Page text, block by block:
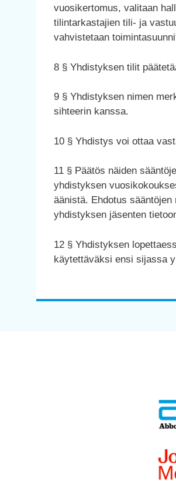
vuosikertomus, valitaan
tilintarkastajien tili- ja
vahvistetaan
8 § Yhdistyksen tilit
9 § Yhdistyksen nimen
sihteerin kanssa.
10 § Yhdistys voi ottaa
11 § Päätös näiden
yhdistyksen
äänistä. Ehdotus
yhdistyksen jäsenten
12 § Yhdistyksen
käytettäväksi ensi sijassa